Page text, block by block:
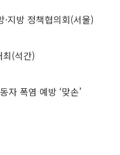
지방 정책협의회(서울)
(석간)
폭염 예방 ‘맞손’